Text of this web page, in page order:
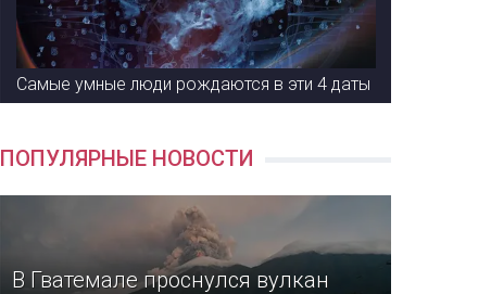
Самые умные люди рождаются в эти 4 даты
ПОПУЛЯРНЫЕ НОВОСТИ
В Гватемале проснулся вулкан